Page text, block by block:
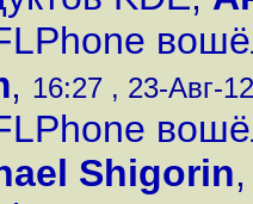
, 16:27 , 23-Авг-
Shigorin